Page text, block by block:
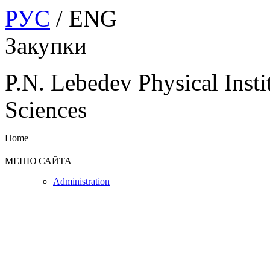
РУС / ENG
Закупки
P.N. Lebedev Physical
Sciences
Home
МЕНЮ САЙТА
Administration